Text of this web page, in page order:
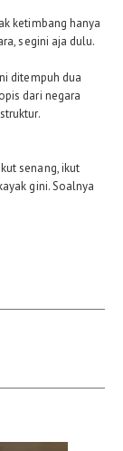
ketimbang hanya
segini aja dulu.
ditempuh dua
dari negara
senang, ikut
gini. Soalnya